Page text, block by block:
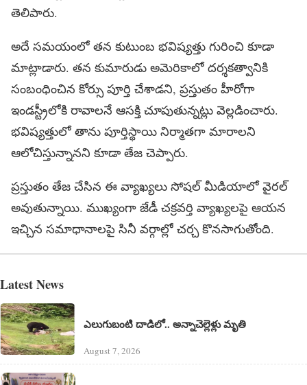
తెలిపారు.
అదే సమయంలో తన కుటుంబ భవిష్యత్తు గురించి కూడా
మాట్లాడారు. తన కుమారుడు అమెరికాలో దర్శకత్వానికి
సంబంధించిన కోర్సు పూర్తి చేశాడని, ప్రస్తుతం హీరోగా
ఇండస్ట్రీలోకి రావాలనే ఆసక్తి చూపుతున్నట్లు వెల్లడించారు.
భవిష్యత్తులో తాను పూర్తిస్థాయి నిర్మాతగా మారాలని
ఆలోచిస్తున్నానని కూడా తేజ చెప్పారు.
ప్రస్తుతం తేజ చేసిన ఈ వ్యాఖ్యలు సోషల్ మీడియాలో వైరల్
అవుతున్నాయి. ముఖ్యంగా జేడీ చక్రవర్తి వ్యాఖ్యలపై ఆయన
ఇచ్చిన సమాధానాలపై సినీ వర్గాల్లో చర్చ కొనసాగుతోంది.
Latest News
ఎలుగుబంటి దాడిలో.. అన్నాచెల్లెళ్లు మృతి
August 7, 2026